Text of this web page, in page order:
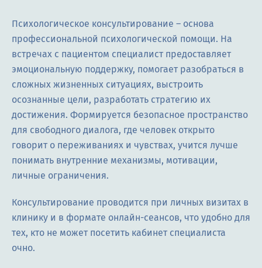
Психологическое консультирование – основа
профессиональной психологической помощи. На
встречах с пациентом специалист предоставляет
эмоциональную поддержку, помогает разобраться в
сложных жизненных ситуациях, выстроить
осознанные цели, разработать стратегию их
достижения. Формируется безопасное пространство
для свободного диалога, где человек открыто
говорит о переживаниях и чувствах, учится лучше
понимать внутренние механизмы, мотивации,
личные ограничения.
Консультирование проводится при личных визитах в
клинику и в формате онлайн-сеансов, что удобно для
тех, кто не может посетить кабинет специалиста
очно.